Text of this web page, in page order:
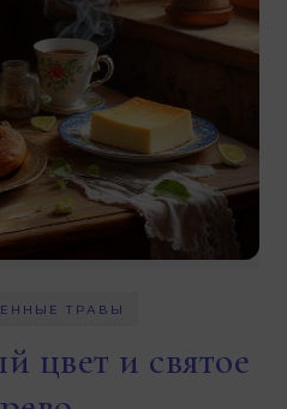
ТРАВЫ
цвет и святое